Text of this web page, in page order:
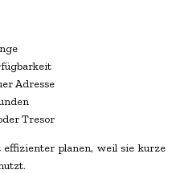
Adresse
Tresor
planen, weil sie kurze